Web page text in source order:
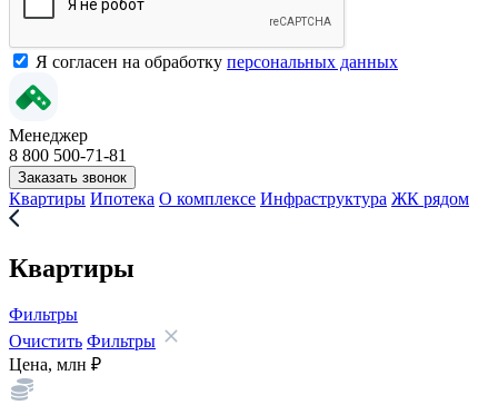
Я согласен на обработку персональных данных
Менеджер
8 800 500-71-81
Заказать звонок
Квартиры Ипотека О комплексе Инфраструктура ЖК рядом
Квартиры
Фильтры
Очистить Фильтры
Цена, млн ₽